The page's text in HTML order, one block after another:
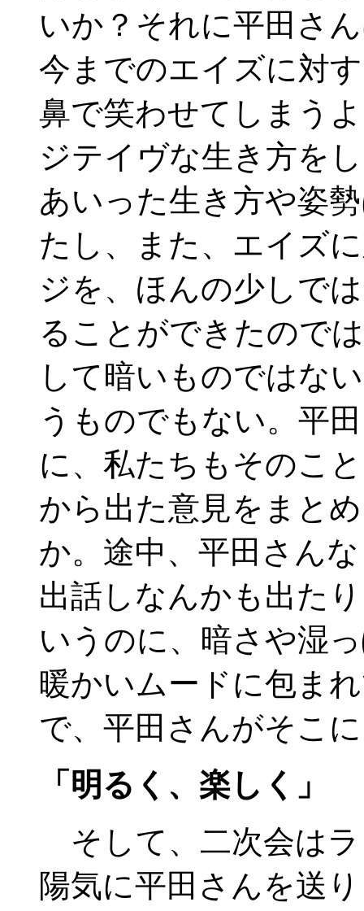
いか？それに平田さ
今までのエイズに対
鼻で笑わせてしまう
ジテイヴな生き方を
あいった生き方や姿
たし、また、エイズ
ジを、ほんの少しで
ることができたので
して暗いものではな
うものでもない。平
に、私たちもそのこ
から出た意見をまと
か。途中、平田さん
出話しなんかも出た
いうのに、暗さや湿
暖かいムードに包ま
で、平田さんがそこ
「明るく、楽しく」
そして、二次会は
陽気に平田さんを送